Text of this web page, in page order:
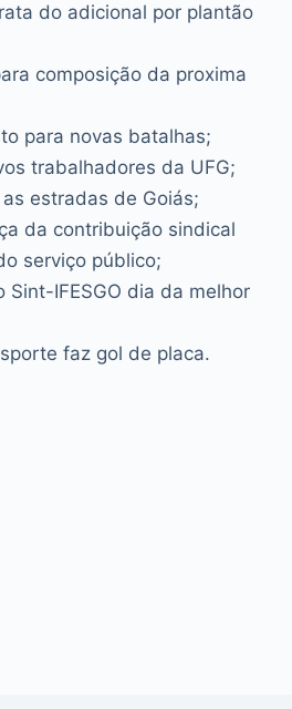
do adicional por plantão
composição da proxima
para novas batalhas;
trabalhadores da UFG;
estradas de Goiás;
da contribuição sindical
serviço público;
Sint-IFESGO dia da melhor
faz gol de placa.